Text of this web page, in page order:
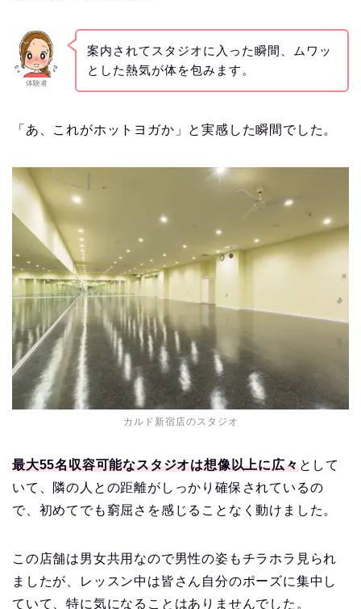
体験者
案内されてスタジオに入った瞬間、ムワッ
とした熱気が体を包みます。
「あ、これがホットヨガか」と実感した瞬間でした。
カルド新宿店のスタジオ
最大55名収容可能なスタジオは想像以上に広々として
いて、隣の人との距離がしっかり確保されているの
で、初めてでも窮屈さを感じることなく動けました。
この店舗は男女共用なので男性の姿もチラホラ見られ
ましたが、レッスン中は皆さん自分のポーズに集中し
ていて、特に気になることはありませんでした。